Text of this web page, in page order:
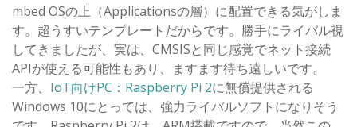
mbed OSの上（Applicationsの層）に配置できる気がしま
す。超うすいテンプレートだからです。勝手にライバル視
してきましたが、実は、CMSISと同じ感覚でネット接続
APIが使える可能性もあり、ますます待ち遠しいです。
一方、 IoT向けPC：Raspberry Pi 2に無償提供される
Windows 10にとっては、強力ライバルソフトになりそう